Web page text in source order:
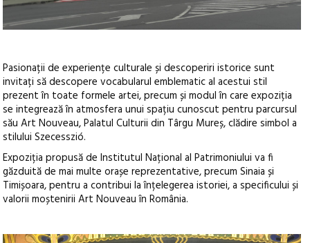
Pasionații de experiențe culturale și descoperiri istorice sunt
invitați să descopere vocabularul emblematic al acestui stil
prezent în toate formele artei, precum și modul în care expoziția
se integrează în atmosfera unui spațiu cunoscut pentru parcursul
său Art Nouveau, Palatul Culturii din Târgu Mureș, clădire simbol a
stilului Szecesszió.
Expoziția propusă de Institutul Național al Patrimoniului va fi
găzduită de mai multe orașe reprezentative, precum Sinaia și
Timișoara, pentru a contribui la înțelegerea istoriei, a specificului și
valorii moștenirii Art Nouveau în România.